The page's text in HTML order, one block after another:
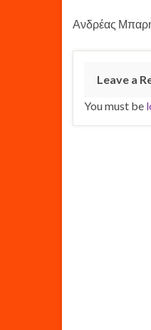
Ανδρέας
Leave a
You must be